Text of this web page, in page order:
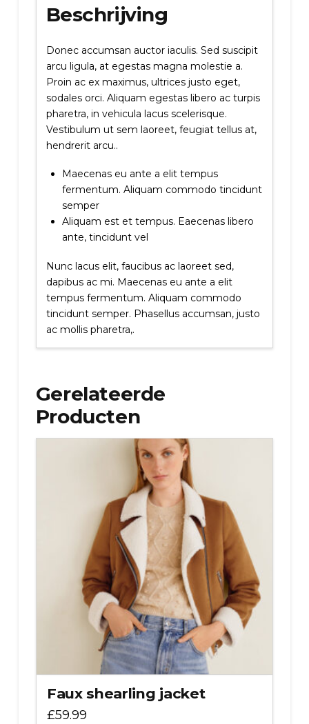
Beschrijving
Donec accumsan auctor iaculis. Sed suscipit
arcu ligula, at egestas magna molestie a.
Proin ac ex maximus, ultrices justo eget,
sodales orci. Aliquam egestas libero ac turpis
pharetra, in vehicula lacus scelerisque.
Vestibulum ut sem laoreet, feugiat tellus at,
hendrerit arcu..
Maecenas eu ante a elit tempus
fermentum. Aliquam commodo tincidunt
semper
Aliquam est et tempus. Eaecenas libero
ante, tincidunt vel
Nunc lacus elit, faucibus ac laoreet sed,
dapibus ac mi. Maecenas eu ante a elit
tempus fermentum. Aliquam commodo
tincidunt semper. Phasellus accumsan, justo
ac mollis pharetra,.
Gerelateerde
Producten
Faux shearling jacket
£59.99